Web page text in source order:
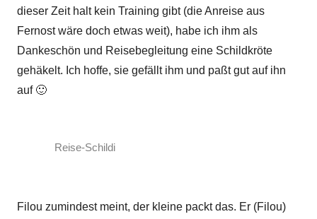
dieser Zeit halt kein Training gibt (die Anreise aus
Fernost wäre doch etwas weit), habe ich ihm als
Dankeschön und Reisebegleitung eine Schildkröte
gehäkelt. Ich hoffe, sie gefällt ihm und paßt gut auf ihn
auf 🙂
Reise-Schildi
Filou zumindest meint, der kleine packt das. Er (Filou)